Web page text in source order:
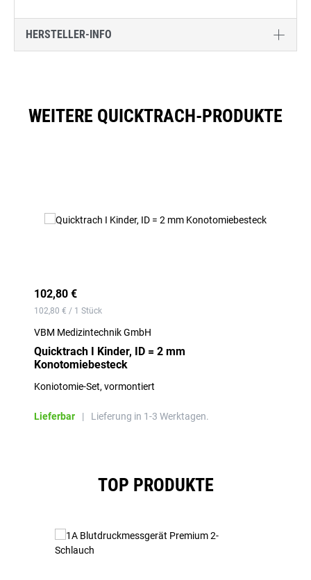
HERSTELLER-INFO
WEITERE QUICKTRACH-PRODUKTE
102,80 €
102,80 € / 1 Stück
VBM Medizintechnik GmbH
Quicktrach I Kinder, ID = 2 mm
Konotomiebesteck
Koniotomie-Set, vormontiert
Lieferbar | Lieferung in 1-3 Werktagen.
TOP PRODUKTE